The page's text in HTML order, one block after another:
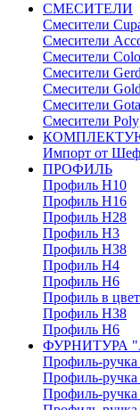
СМЕСИТЕЛИ
Cмесители
Смесители
Смесители
Смесители
Смесители
Смесители
Смесители
Импорт от
ПРОФИЛЬ
Профиль H10
Профиль H16
Профиль H28
Профиль H3
Профиль H38
Профиль H4
Профиль H6
Профиль в
Профиль H38
Профиль H6
ФУРНИТУРА
Профиль-
Профиль-
Профиль-